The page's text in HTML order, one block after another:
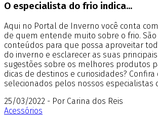
O especialista do frio indica...
Aqui no Portal de Inverno você conta
de quem entende muito sobre o frio.
conteúdos para que possa aproveitar
do inverno e esclarecer as suas
sugestões sobre os melhores produtos
dicas de destinos e curiosidades? Confira
selecionados pelos nossos especialistas
25/03/2022 - Por Carina dos Reis
Acessórios